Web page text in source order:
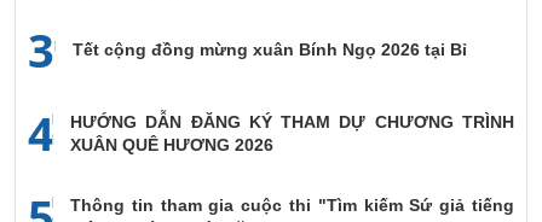
3 Tết cộng đồng mừng xuân Bính Ngọ 2026 tại Bỉ
4
HƯỚNG DẪN ĐĂNG KÝ THAM DỰ CHƯƠNG TRÌNH
XUÂN QUÊ HƯƠNG 2026
Thông tin tham gia cuộc thi "Tìm kiếm Sứ giả tiếng